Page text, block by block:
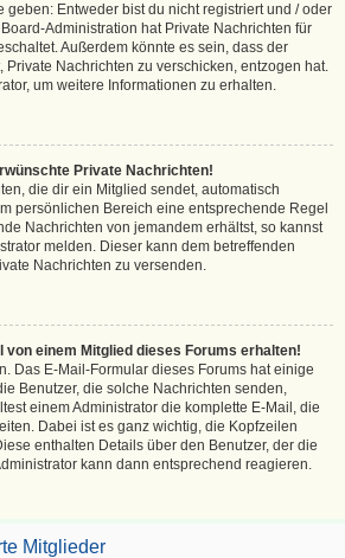
geben: Entweder bist du nicht registriert und / oder
Administration hat Private Nachrichten für
Außerdem könnte es sein, dass der
Private Nachrichten zu verschicken, entzogen hat.
um weitere Informationen zu erhalten.
Private Nachrichten!
die dir ein Mitglied sendet, automatisch
persönlichen Bereich eine entsprechende Regel
Nachrichten von jemandem erhältst, so kannst
melden. Dieser kann dem betreffenden
Nachrichten zu versenden.
von einem Mitglied dieses Forums erhalten!
Das E-Mail-Formular dieses Forums hat einige
Benutzer, die solche Nachrichten senden,
einem Administrator die komplette E-Mail, die
Dabei ist es ganz wichtig, die Kopfzeilen
enthalten Details über den Benutzer, der die
kann dann entsprechend reagieren.
Mitglieder